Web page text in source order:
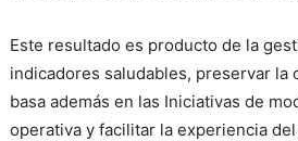
Este resultado es producto de la
indicadores saludables, preservar
basa además en las Iniciativas de
operativa y facilitar la experiencia